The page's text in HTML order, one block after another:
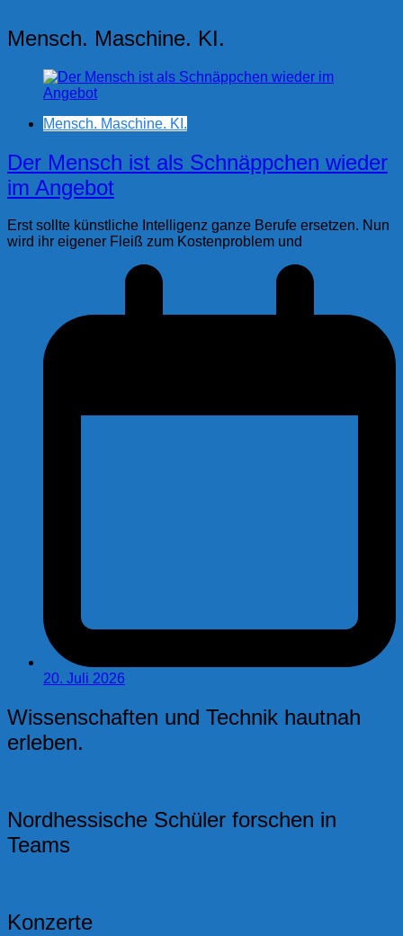
Mensch. Maschine. KI.
Mensch. Maschine. KI.
Der Mensch ist als Schnäppchen wieder
im Angebot
Erst sollte künstliche Intelligenz ganze Berufe ersetzen. Nun
wird ihr eigener Fleiß zum Kostenproblem und
20. Juli 2026
Wissenschaften und Technik hautnah
erleben.
Nordhessische Schüler forschen in
Teams
Konzerte